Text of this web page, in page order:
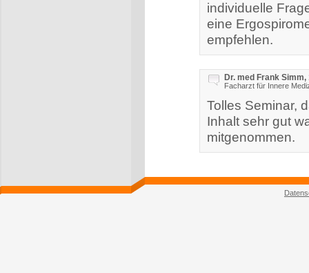
individuelle
eine
empfehlen.
Dr. med Frank Simm,
Facharzt für Innere
Tolles Seminar,
Inhalt sehr gut
mitgenommen.